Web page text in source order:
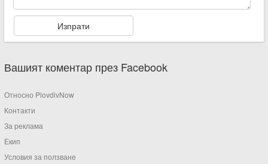
Вашият коментар през Facebook
Относно PlovdivNow
Контакти
За реклама
Екип
Условия за ползване